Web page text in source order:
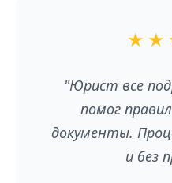
★ ★
"Юрист все
помог
документы.
и без